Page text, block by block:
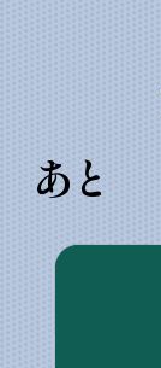
あと